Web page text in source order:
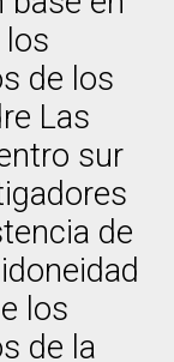
de los
Las
sur
de
los
de la